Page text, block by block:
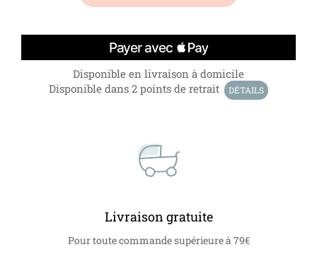
Disponible en livraison à domicile
Disponible dans 2 points de retrait
DÉTAILS
Livraison gratuite
Pour toute commande supérieure à 79€